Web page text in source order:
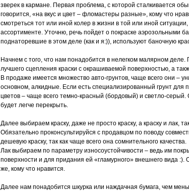
зверек в кармане. Первая проблема, с которой сталкивается
говорится, «на вкус и цвет – фломастеры разные», кому что
смотреться тот или иной колер в жизни в той или иной
ассортименте. Уточню, речь пойдет о покраске аэрозольными
поднаторевшие в этом деле (как и я:)), используют баночную
Начнем с того, что нам понадобится в нелегком малярном деле.
лучшего сцепления краски с окрашиваемой поверхностью, а
В продаже имеется множество авто-грунтов, чаще всего они –
основном, алкидные. Если есть специализированный грунт для
цветов – чаще всего темно-красный (бордовый) и светло-серый.
будет легче перекрыть.
Далее выбираем краску, даже не просто краску, а краску и лак,
Обязательно проконсультируйся с продавцом по поводу
дешевую краску, так как чаще всего она сомнительного качества.
Лак выбираем по параметру износоустойчивости – ведь им
поверхности и для придания ей «гламурного» внешнего вида
же, кому что нравится.
Далее нам понадобится шкурка или наждачная бумага, чем